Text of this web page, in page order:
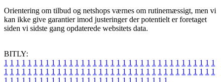
Orientering om tilbud og netshops værnes om rutinemæssigt, men vi
kan ikke give garantier imod justeringer der potentielt er foretaget
siden vi sidste gang opdaterede websitets data.
BITLY:
1 1 1 1 1 1 1 1 1 1 1 1 1 1 1 1 1 1 1 1 1 1 1 1 1 1 1 1 1 1 1 1 1 1 1 1
1 1 1 1 1 1 1 1 1 1 1 1 1 1 1 1 1 1 1 1 1 1 1 1 1 1 1 1 1 1 1 1 1 1 1 1
1 1 1 1 1 1 1 1 1 1 1 1 1 1 1 1 1 1 1 1 1 1 1 1 1 1 1 1